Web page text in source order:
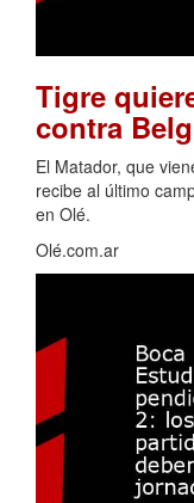
Tigre
contra
El Matador, que
recibe al último
en Olé.
Olé.com.ar